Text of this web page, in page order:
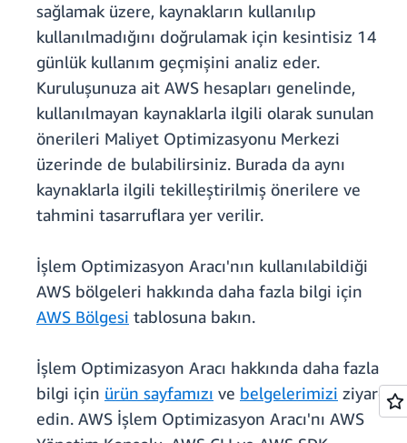
sağlamak üzere, kaynakların kullanılıp
kullanılmadığını doğrulamak için kesintisiz 14
günlük kullanım geçmişini analiz eder.
Kuruluşunuza ait AWS hesapları genelinde,
kullanılmayan kaynaklarla ilgili olarak sunulan
önerileri Maliyet Optimizasyonu Merkezi
üzerinde de bulabilirsiniz. Burada da aynı
kaynaklarla ilgili tekilleştirilmiş önerilere ve
tahmini tasarruflara yer verilir.
İşlem Optimizasyon Aracı'nın kullanılabildiği
AWS bölgeleri hakkında daha fazla bilgi için
AWS Bölgesi tablosuna bakın.
İşlem Optimizasyon Aracı hakkında daha fazla
bilgi için ürün sayfamızı ve belgelerimizi ziyaret
edin. AWS İşlem Optimizasyon Aracı'nı AWS